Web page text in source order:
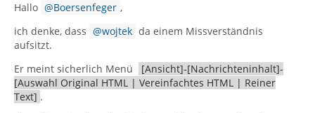
Hallo Boersenfeger ,
ich denke, dass
wojtek da einem Missverständnis
aufsitzt.
Er meint sicherlich Menü
[Ansicht]-[Nachrichteninhalt]-
[Auswahl Original HTML | Vereinfachtes HTML | Reiner
Text] .